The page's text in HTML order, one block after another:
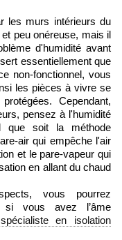
les murs intérieurs du
peu onéreuse, mais il
d'humidité avant
essentiellement que
non-fonctionnel, vous
les pièces à vivre se
Cependant,
pensez à l'humidité
que soit la méthode
air qui empêche l'air
et le pare-vapeur qui
en allant du chaud
vous pourrez
si vous avez l’âme
en isolation